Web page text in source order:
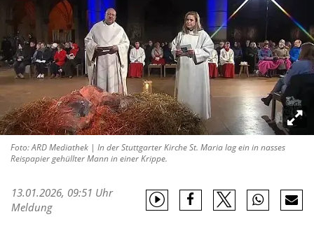
Foto: ARD Mediathek | In der Stuttgarter Kirche St. Maria lag ein in nasses
Reispapier gehüllter Mann in einer Krippe.
13.01.2026, 09:51 Uhr
Meldung